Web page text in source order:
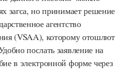
загса, но принимает решение
агентство
(VSAA), которому отошлют
послать заявление на
в электронной форме через